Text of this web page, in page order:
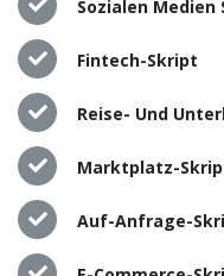
Sozialen Medien
Fintech-Skript
Reise- Und
Marktplatz-
Auf-Anfrage-